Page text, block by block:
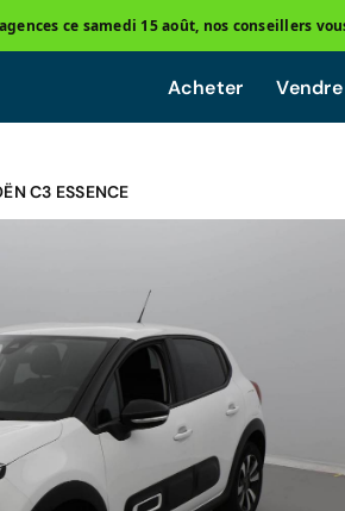
ce samedi 15 août, nos conseillers
Acheter Vendre
C3 ESSENCE